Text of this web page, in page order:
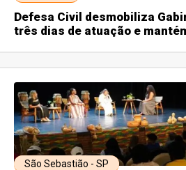
Defesa Civil desmobiliza
três dias de atuação e
São Sebastião - SP